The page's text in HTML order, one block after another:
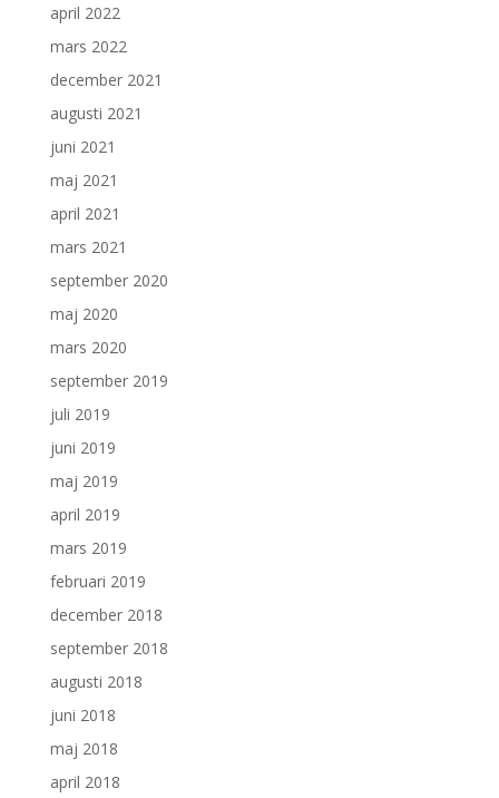
april 2022
mars 2022
december 2021
augusti 2021
juni 2021
maj 2021
april 2021
mars 2021
september 2020
maj 2020
mars 2020
september 2019
juli 2019
juni 2019
maj 2019
april 2019
mars 2019
februari 2019
december 2018
september 2018
augusti 2018
juni 2018
maj 2018
april 2018